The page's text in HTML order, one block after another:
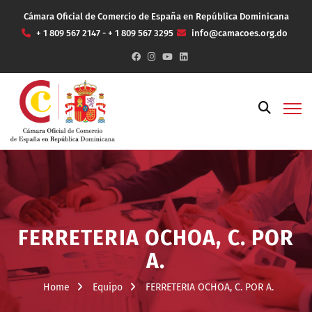
Cámara Oficial de Comercio de España en República Dominicana
+ 1 809 567 2147 - + 1 809 567 3295
info@camacoes.org.do
FERRETERIA OCHOA, C. POR
A.
Home Equipo FERRETERIA OCHOA, C. POR A.